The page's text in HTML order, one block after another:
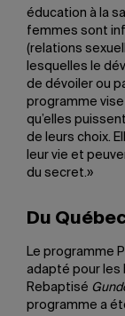
éducation à la
femmes sont
(relations
lesquelles le
de dévoiler ou
programme
qu’elles
de leurs choix.
leur vie et
du secret.»
Du
Le programme
adapté pour les
Rebaptisé
programme a